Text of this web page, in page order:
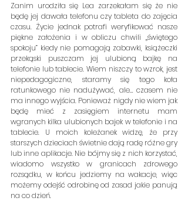
Zanim urodziła się Lea zarzekałam się że nie
będę jej dawała telefonu czy tableta do zajęcia
czasu. Życie jednak potrafi weryfikować nasze
piękne założenia i w obliczu chwili „świętego
spokoju” kiedy nie pomagają zabawki, książeczki
przekąski puszczam jej ulubioną bajkę na
telefonie lub tablecie. Wiem niszczy to wzrok, jest
niepedagogiczne, staramy się tego koła
ratunkowego nie nadużywać, ale… czasem nie
ma innego wyjścia. Ponieważ nigdy nie wiem jak
będę mieć z zasięgiem internetu mam
wgranych kilka ulubionych bajek w telefonie i na
tablecie. U moich koleżanek widzę, że przy
starszych dzieciach świetnie dają radę różne gry
lub inne aplikacje. Nie bójmy się z nich korzystać,
wiadomo wszystko w granicach zdrowego
rozsądku, w końcu jedziemy na wakacje, więc
możemy odejść odrobinę od zasad jakie panują
na co dzień.